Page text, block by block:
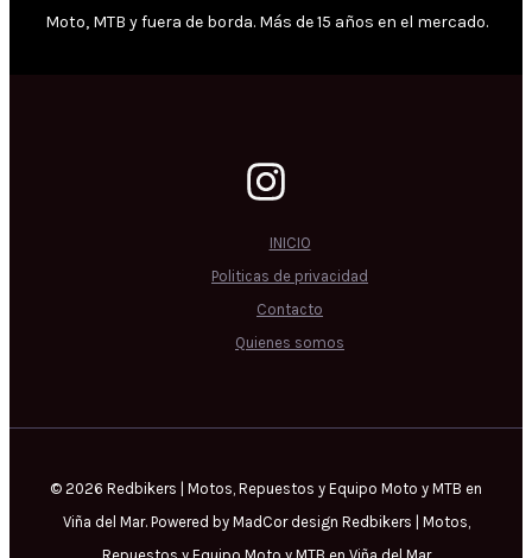
Moto, MTB y fuera de borda. Más de 15 años en el mercado.
INICIO
Politicas de privacidad
Contacto
Quienes somos
© 2026 Redbikers | Motos, Repuestos y Equipo Moto y MTB en
Viña del Mar. Powered by MadCor design Redbikers | Motos,